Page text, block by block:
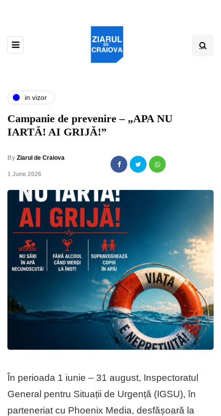
in vizor
Campanie de prevenire – „APA NU
IARTĂ! AI GRIJĂ!”
By Ziarul de Craiova
,1 June 2026
În perioada 1 iunie – 31 august, Inspectoratul
General pentru Situații de Urgență (IGSU), în
parteneriat cu Phoenix Media, desfășoară la